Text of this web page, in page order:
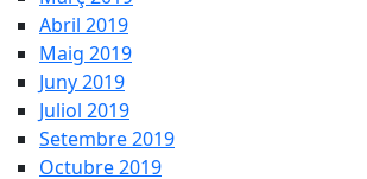
Abril 2019
Maig 2019
Juny 2019
Juliol 2019
Setembre 2019
Octubre 2019